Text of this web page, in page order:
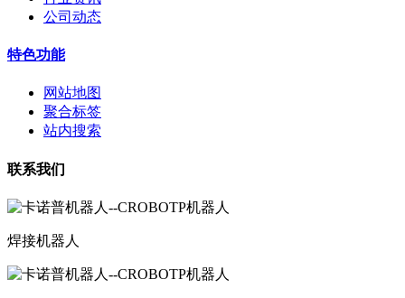
公司动态
特色功能
网站地图
聚合标签
站内搜索
联系我们
焊接机器人